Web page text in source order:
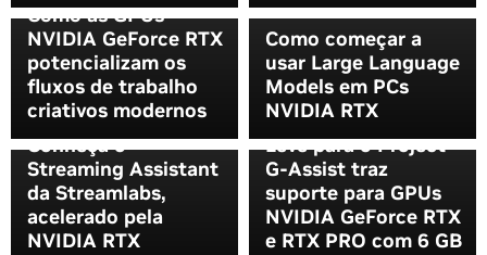
Como as GPUs
NVIDIA GeForce RTX
potencializam os
fluxos de trabalho
criativos modernos
Como começar a
usar Large Language
Models em PCs
NVIDIA RTX
Conheça o
Streaming Assistant
da Streamlabs,
acelerado pela
NVIDIA RTX
Novo Modelo de IA
Leve para o Project
G-Assist traz
suporte para GPUs
NVIDIA GeForce RTX
e RTX PRO com 6 GB